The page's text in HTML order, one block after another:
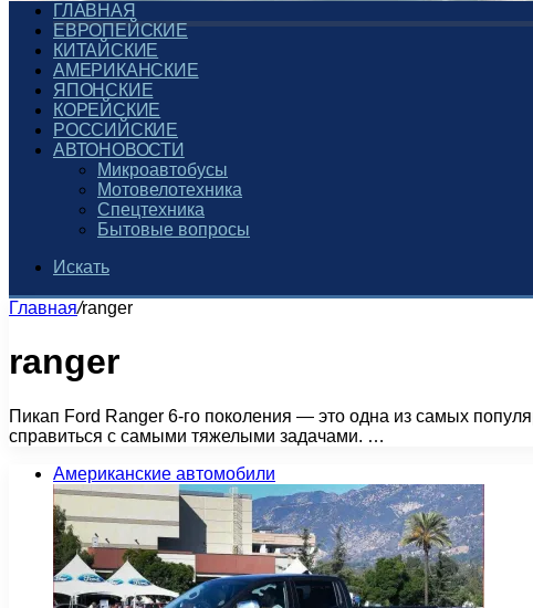
ГЛАВНАЯ
ЕВРОПЕЙСКИЕ
КИТАЙСКИЕ
АМЕРИКАНСКИЕ
ЯПОНСКИЕ
КОРЕЙСКИЕ
РОССИЙСКИЕ
АВТОНОВОСТИ
Микроавтобусы
Мотовелотехника
Спецтехника
Бытовые вопросы
Искать
Главная/ranger
ranger
Пикап Ford Ranger 6-го поколения — это одна из самых
справиться с самыми тяжелыми задачами. …
Американские автомобили